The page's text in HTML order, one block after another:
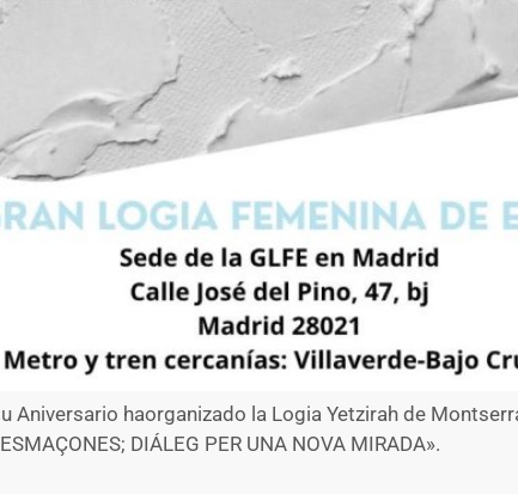
Aniversario haorganizado la Logia Yetzirah de
DIÁLEG PER UNA NOVA MIRADA».